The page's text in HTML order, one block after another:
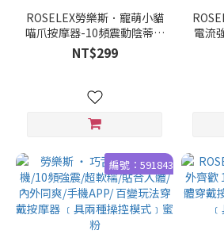
ROSELEX勞樂斯．寵萌小貓
喵爪按摩器-10頻震動陰蒂刺
激調情自慰跳蛋﹝可兩種操
控模式/隱形貼合/滑順矽膠﹞
NT$299
電流
按
膠/輕
編號：591843